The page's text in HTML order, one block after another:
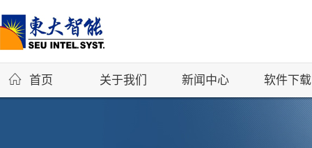
首页 关于我们 新闻中心 软件下载